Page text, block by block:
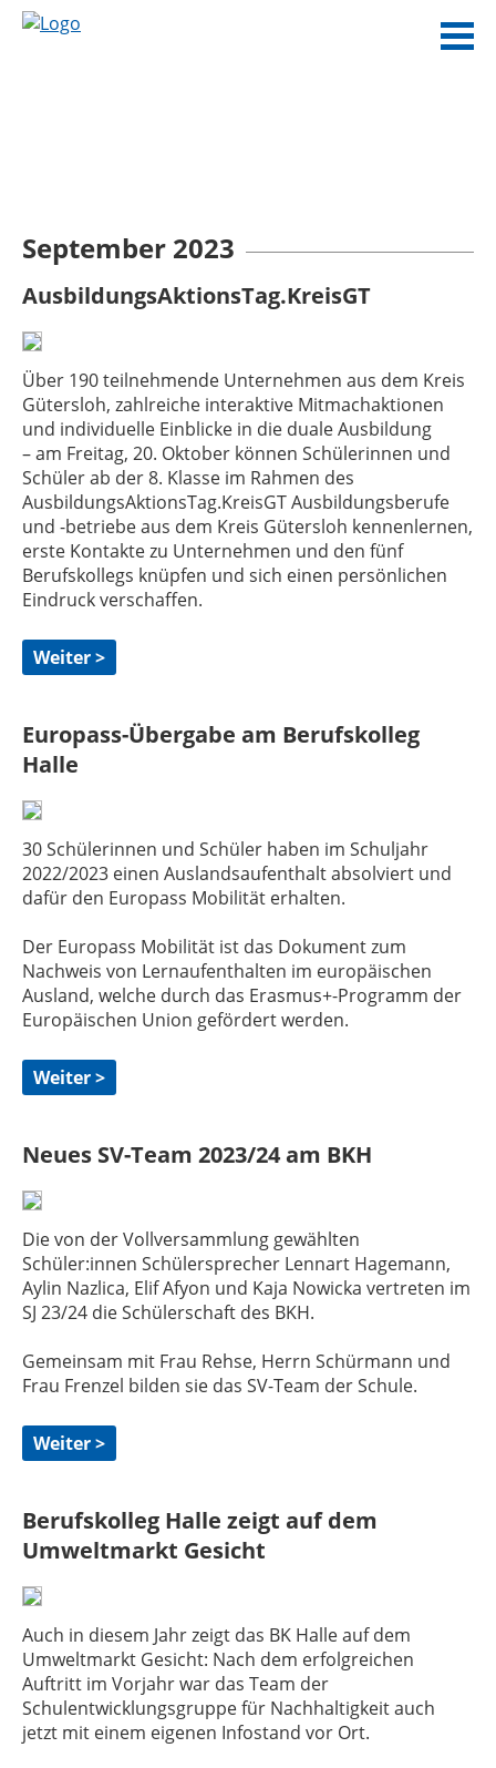
September 2023
AusbildungsAktionsTag.KreisGT
Über 190 teilnehmende Unternehmen aus dem Kreis
Gütersloh, zahlreiche interaktive Mitmachaktionen
und individuelle Einblicke in die duale Ausbildung
– am Freitag, 20. Oktober können Schülerinnen und
Schüler ab der 8. Klasse im Rahmen des
AusbildungsAktionsTag.KreisGT Ausbildungsberufe
und -betriebe aus dem Kreis Gütersloh kennenlernen,
erste Kontakte zu Unternehmen und den fünf
Berufskollegs knüpfen und sich einen persönlichen
Eindruck verschaffen.
Weiter >
Europass-Übergabe am Berufskolleg
Halle
30 Schülerinnen und Schüler haben im Schuljahr
2022/2023 einen Auslandsaufenthalt absolviert und
dafür den Europass Mobilität erhalten.
Der Europass Mobilität ist das Dokument zum
Nachweis von Lernaufenthalten im europäischen
Ausland, welche durch das Erasmus+-Programm der
Europäischen Union gefördert werden.
Weiter >
Neues SV-Team 2023/24 am BKH
Die von der Vollversammlung gewählten
Schüler:innen Schülersprecher Lennart Hagemann,
Aylin Nazlica, Elif Afyon und Kaja Nowicka vertreten im
SJ 23/24 die Schülerschaft des BKH.
Gemeinsam mit Frau Rehse, Herrn Schürmann und
Frau Frenzel bilden sie das SV-Team der Schule.
Weiter >
Berufskolleg Halle zeigt auf dem
Umweltmarkt Gesicht
Auch in diesem Jahr zeigt das BK Halle auf dem
Umweltmarkt Gesicht: Nach dem erfolgreichen
Auftritt im Vorjahr war das Team der
Schulentwicklungsgruppe für Nachhaltigkeit auch
jetzt mit einem eigenen Infostand vor Ort.